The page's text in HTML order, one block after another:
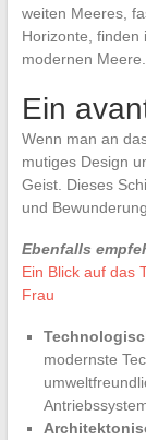
weiten Meeres,
Horizonte, finden
modernen Meere.
Ein
Wenn man an
mutiges Design
Geist. Dieses
und
Ebenfalls
Ein Blick auf das
Frau
modernste